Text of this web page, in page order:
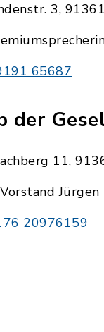
3,
65687
der
11,
Jürgen
20976159